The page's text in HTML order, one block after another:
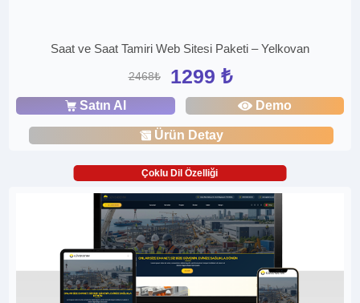
Saat ve Saat Tamiri Web Sitesi Paketi – Yelkovan
2468₺ 1299 ₺
Satın Al Demo
Ürün Detay
Çoklu Dil Özelliği